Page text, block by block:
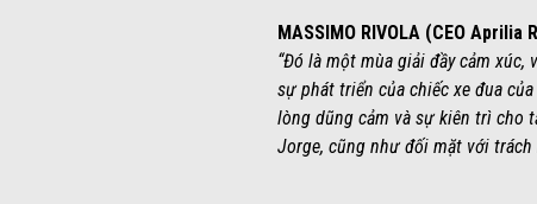
MASSIMO RIVOLA (CEO Aprilia
“Đó là một mùa giải đầy cảm
sự phát triển của chiếc xe đua
lòng dũng cảm và sự kiên trì cho
Jorge, cũng như đối mặt với